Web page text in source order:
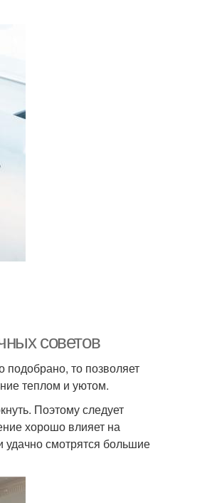
советов
то позволяет
теплом и уютом.
Поэтому следует
хорошо влияет на
удачно смотрятся большие